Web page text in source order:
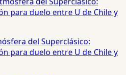
del Superclásico:
para duelo entre U de Chile y